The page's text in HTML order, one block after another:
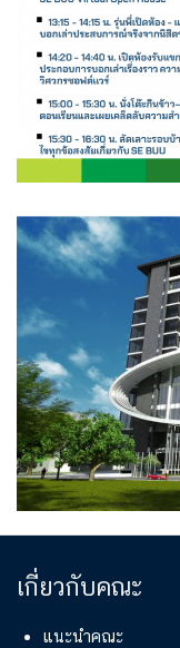
เกี่ยวกับคณะ
แนะนำคณะ